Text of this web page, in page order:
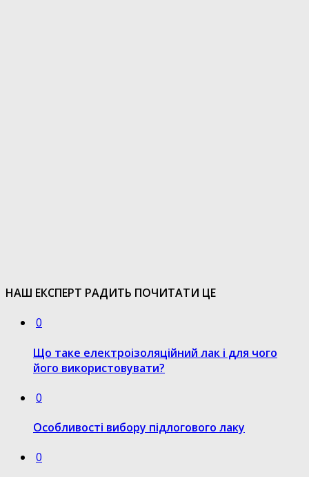
НАШ ЕКСПЕРТ РАДИТЬ ПОЧИТАТИ ЦЕ
0
Що таке електроізоляційний лак і для чого
його використовувати?
0
Особливості вибору підлогового лаку
0